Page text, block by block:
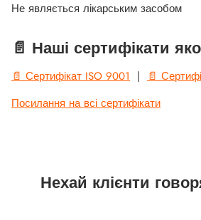
Не являється лікарським засобом
📄 Наші сертифікати
📄 Сертифікат ISO 9001 |
📄
Посилання на всі сертифікати
Нехай клієнти